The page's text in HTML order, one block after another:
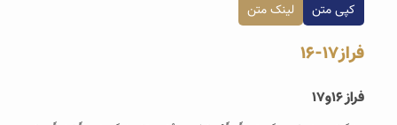
کپی متن لینک متن
فراز17-16
فراز 16و17